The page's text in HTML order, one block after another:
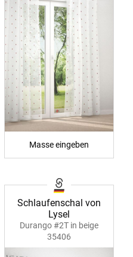
Masse eingeben
Schlaufenschal von
Lysel
Durango #2T in beige
35406